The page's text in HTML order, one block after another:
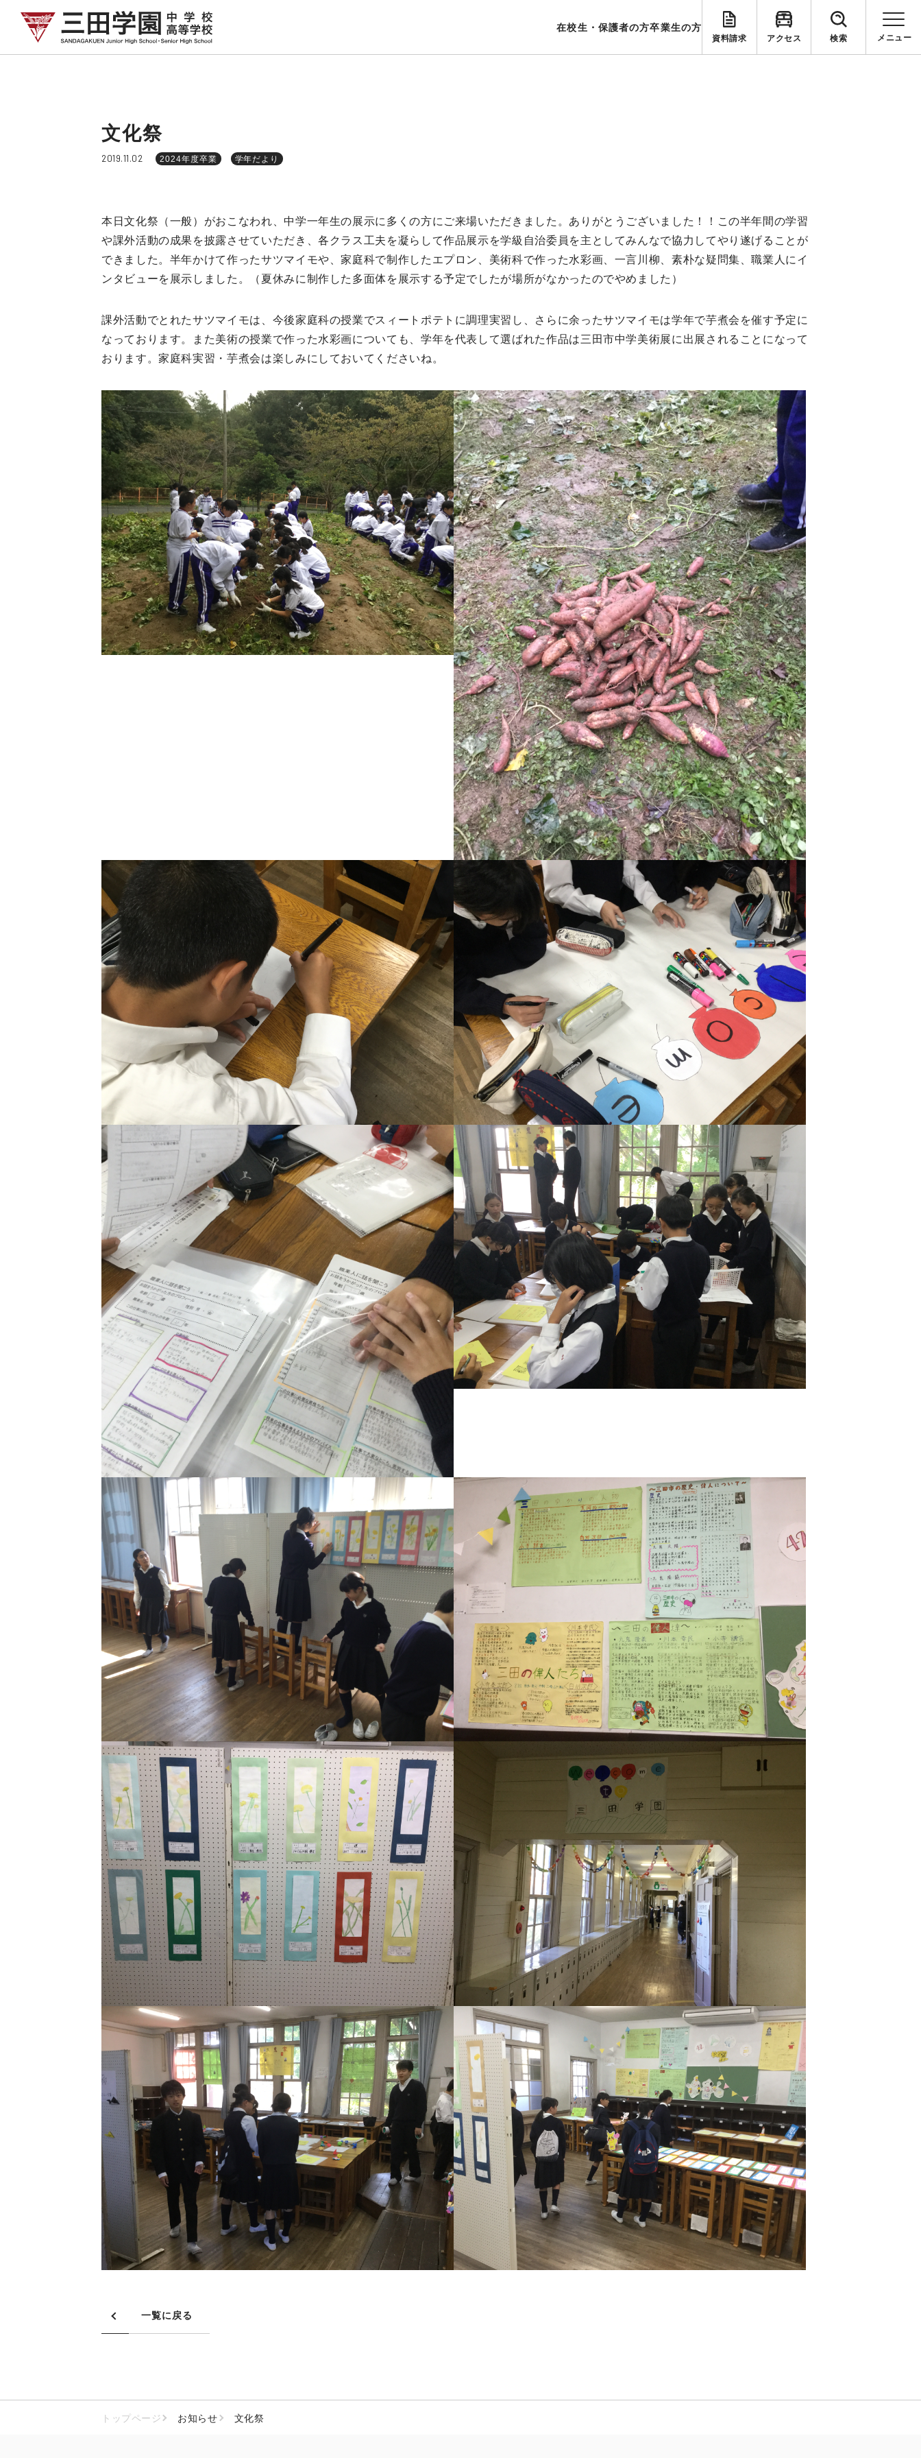
在校生・保護者の方卒業生の方
資料請求 アクセス 検索
文化祭
2019.11.02 2024年度卒業 学年だより
本日文化祭（一般）がおこなわれ、中学一年生の展示に多くの方にご来場いただきました。ありがとうございました！！この半年間の学習
や課外活動の成果を披露させていただき、各クラス工夫を凝らして作品展示を学級自治委員を主としてみんなで協力してやり遂げることが
できました。半年かけて作ったサツマイモや、家庭科で制作したエプロン、美術科で作った水彩画、一言川柳、素朴な疑問集、職業人にイ
ンタビューを展示しました。（夏休みに制作した多面体を展示する予定でしたが場所がなかったのでやめました）
課外活動でとれたサツマイモは、今後家庭科の授業でスィートポテトに調理実習し、さらに余ったサツマイモは学年で芋煮会を催す予定に
なっております。また美術の授業で作った水彩画についても、学年を代表して選ばれた作品は三田市中学美術展に出展されることになって
おります。家庭科実習・芋煮会は楽しみにしておいてくださいね。
一覧に戻る
トップページ お知らせ 文化祭